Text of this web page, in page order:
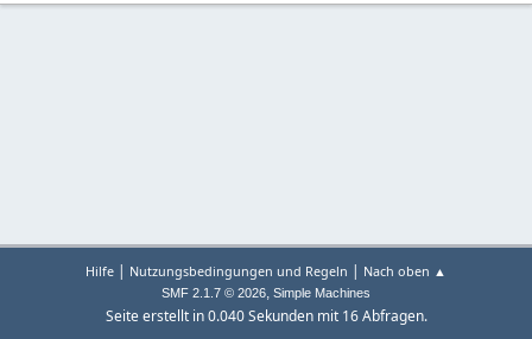
Hilfe | Nutzungsbedingungen und Regeln | Nach oben ▲
SMF 2.1.7 © 2026, Simple Machines
Seite erstellt in 0.040 Sekunden mit 16 Abfragen.